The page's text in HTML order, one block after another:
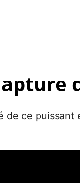
de ce puissant